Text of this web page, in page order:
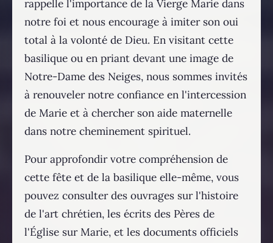
rappelle l'importance de la Vierge Marie dans
notre foi et nous encourage à imiter son oui
total à la volonté de Dieu. En visitant cette
basilique ou en priant devant une image de
Notre-Dame des Neiges, nous sommes invités
à renouveler notre confiance en l'intercession
de Marie et à chercher son aide maternelle
dans notre cheminement spirituel.
Pour approfondir votre compréhension de
cette fête et de la basilique elle-même, vous
pouvez consulter des ouvrages sur l'histoire
de l'art chrétien, les écrits des Pères de
l'Église sur Marie, et les documents officiels